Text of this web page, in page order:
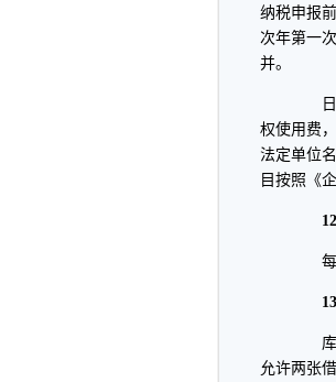
纳税申报
次年第一
并。
日常
权使用费
法定单位
目按照《
每季
库存
允许两张